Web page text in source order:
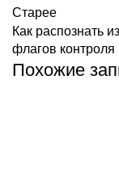
Старее
Как распознать
флагов
Похожие